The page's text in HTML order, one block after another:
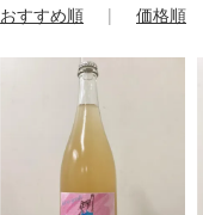
おすすめ順 価格順